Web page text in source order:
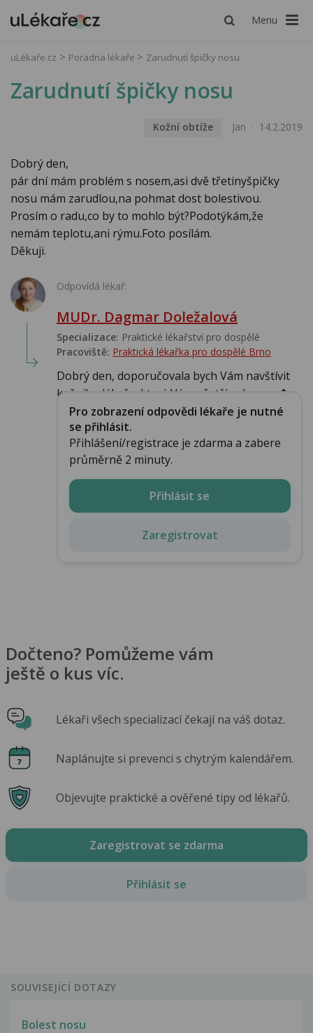
Menu
uLékaře.cz Poradna lékaře Zarudnutí špičky nosu
Zarudnutí špičky nosu
Kožní obtíže Jan 14.2.2019
Dobrý den,
pár dní mám problém s nosem,asi dvě třetinyšpičky
nosu mám zarudlou,na pohmat dost bolestivou.
Prosím o radu,co by to mohlo být?Podotýkám,že
nemám teplotu,ani rýmu.Foto posílám.
Děkuji.
Odpovídá lékař:
MUDr. Dagmar Doležalová
Specializace: Praktické lékařství pro dospělé
Pracoviště: Praktická lékařka pro dospělé Brno
Dobrý den, doporučovala bych Vám navštívit
kožního lékaře, který Vás vyšetří a doporu�...
Pro zobrazení odpovědi lékaře je nutné
se přihlásit.
Přihlášení/registrace je zdarma a zabere
průměrně 2 minuty.
Přihlásit se
Zaregistrovat
Dočteno? Pomůžeme vám
ještě o kus víc.
Lékaři všech specializací čekají na váš dotaz.
Naplánujte si prevenci s chytrým kalendářem.
Objevujte praktické a ověřené tipy od lékařů.
Zaregistrovat se zdarma
Přihlásit se
SOUVISEJÍCÍ DOTAZY
Bolest nosu